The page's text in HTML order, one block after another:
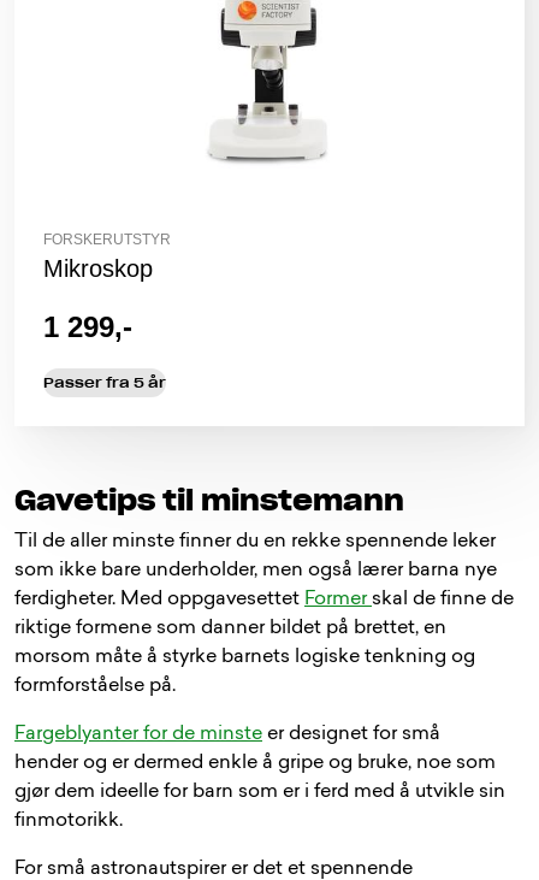
FORSKERUTSTYR
Mikroskop
1 299,-
Passer fra 5 år
Gavetips til minstemann
Til de aller minste finner du en rekke spennende leker
som ikke bare underholder, men også lærer barna nye
ferdigheter. Med oppgavesettet Former skal de finne de
riktige formene som danner bildet på brettet, en
morsom måte å styrke barnets logiske tenkning og
formforståelse på.
Fargeblyanter for de minste er designet for små
hender og er dermed enkle å gripe og bruke, noe som
gjør dem ideelle for barn som er i ferd med å utvikle sin
finmotorikk.
For små astronautspirer er det et spennende